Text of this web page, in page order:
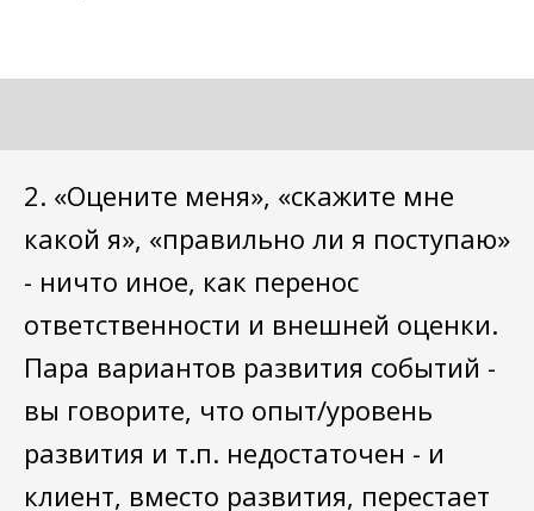
2. «Оцените меня», «скажите мне
какой я», «правильно ли я поступаю»
- ничто иное, как перенос
ответственности и внешней оценки.
Пара вариантов развития событий -
вы говорите, что опыт/уровень
развития и т.п. недостаточен - и
клиент, вместо развития, перестает